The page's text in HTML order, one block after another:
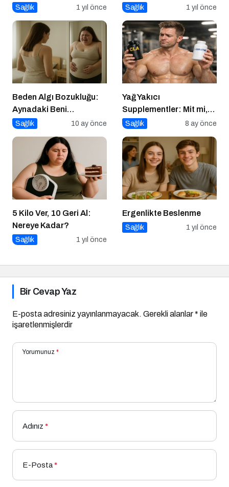
Uygulayabileceğiniz 7
Sağlık 1 yıl önce
Araç mı?
Sağlık 1 yıl önce
Beden Algı Bozukluğu:
Aynadaki Beni
Sevememek
Sağlık 10 ay önce
Yağ Yakıcı
Supplementler: Mit mi,
Gerçek mi?
Sağlık 8 ay önce
5 Kilo Ver, 10 Geri Al:
Nereye Kadar?
Sağlık 1 yıl önce
Ergenlikte Beslenme
Sağlık 1 yıl önce
Bir Cevap Yaz
E-posta adresiniz yayınlanmayacak. Gerekli alanlar* ile
işaretlenmişlerdir
Yorumunuz *
Adınız *
E-Posta*